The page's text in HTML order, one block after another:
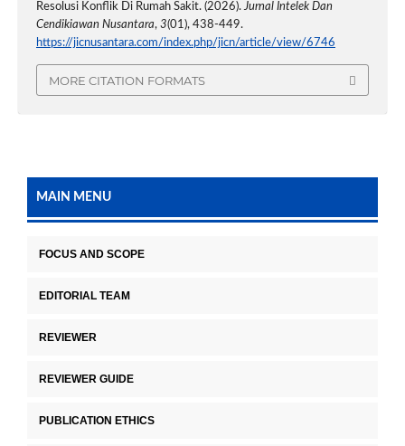
Resolusi Konflik Di Rumah Sakit. (2026).Jurnal Intelek Dan
Cendikiawan Nusantara, 3(01), 438-449.
https://jicnusantara.com/index.php/jicn/article/view/6746
MORE CITATION FORMATS
MAIN MENU
FOCUS AND SCOPE
EDITORIAL TEAM
REVIEWER
REVIEWER GUIDE
PUBLICATION ETHICS